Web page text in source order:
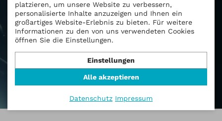
Elektromotorräder
platzieren, um unsere Website zu verbessern,
personalisierte Inhalte anzuzeigen und Ihnen ein
großartiges Website-Erlebnis zu bieten. Für weitere
Informationen zu den von uns verwendeten Cookies
öffnen Sie die Einstellungen.
Einstellungen
Alle akzeptieren
Datenschutz Impressum